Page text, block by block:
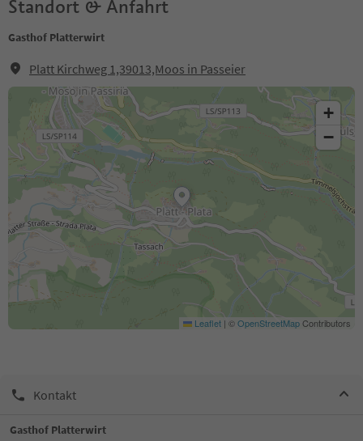
Standort & Anfahrt
Gasthof Platterwirt
Platt Kirchweg 1,39013,Moos in Passeier
+
−
Leaflet | ©OpenStreetMapContributors
Kontakt
Gasthof Platterwirt